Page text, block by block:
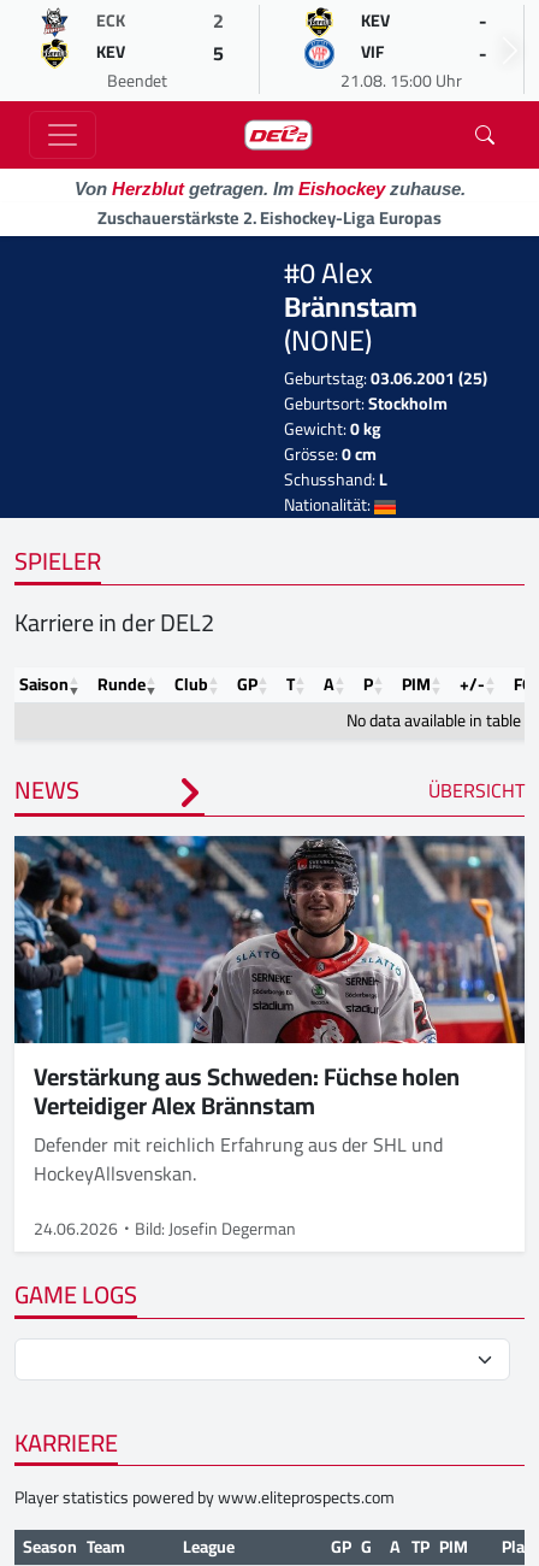
ECK 2
KEV 5
Beendet
KEV -
VIF -
21.08. 15:00 Uhr
Von Herzblutgetragen. Im Eishockeyzuhause.
Zuschauerstärkste 2. Eishockey-Liga Europas
#0 Alex
Brännstam
(NONE)
Geburtstag:03.06.2001 (25)
Geburtsort:Stockholm
Gewicht:0 kg
Grösse:0 cm
Schusshand:L
Nationalität:
SPIELER
Karriere in der DEL2
Saison Runde Club GP T A P PIM +/-
No data available in table
NEWS ÜBERSICHT
Verstärkung aus Schweden: Füchse holen
Verteidiger Alex Brännstam
Defender mit reichlich Erfahrung aus der SHL und
HockeyAllsvenskan.
24.06.2026 Bild: Josefin Degerman
GAME LOGS
KARRIERE
Player statistics powered bywww.eliteprospects.com
Season Team League GP G A TP PIM